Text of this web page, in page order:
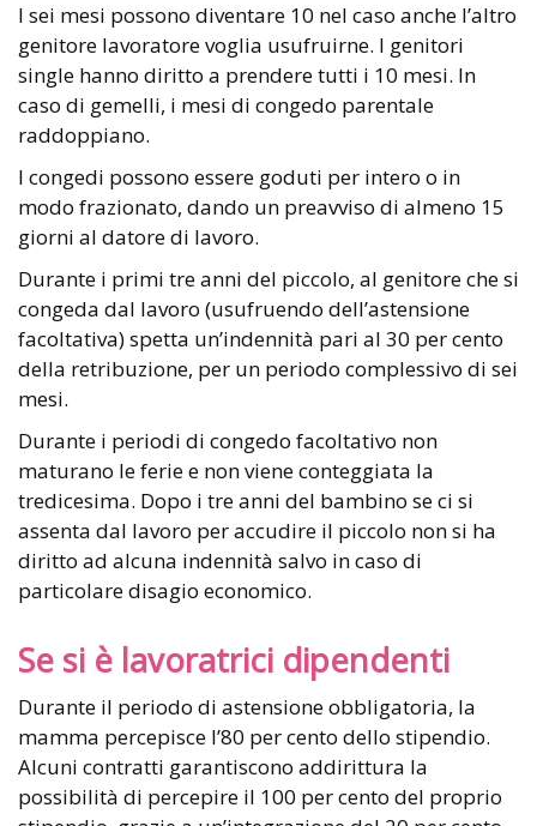
I sei mesi possono diventare 10 nel caso anche l’altro
genitore lavoratore voglia usufruirne. I genitori
single hanno diritto a prendere tutti i 10 mesi. In
caso di gemelli, i mesi di congedo parentale
raddoppiano.
I congedi possono essere goduti per intero o in
modo frazionato, dando un preavviso di almeno 15
giorni al datore di lavoro.
Durante i primi tre anni del piccolo, al genitore che si
congeda dal lavoro (usufruendo dell’astensione
facoltativa) spetta un’indennità pari al 30 per cento
della retribuzione, per un periodo complessivo di sei
mesi.
Durante i periodi di congedo facoltativo non
maturano le ferie e non viene conteggiata la
tredicesima. Dopo i tre anni del bambino se ci si
assenta dal lavoro per accudire il piccolo non si ha
diritto ad alcuna indennità salvo in caso di
particolare disagio economico.
Se si è lavoratrici dipendenti
Durante il periodo di astensione obbligatoria, la
mamma percepisce l’80 per cento dello stipendio.
Alcuni contratti garantiscono addirittura la
possibilità di percepire il 100 per cento del proprio